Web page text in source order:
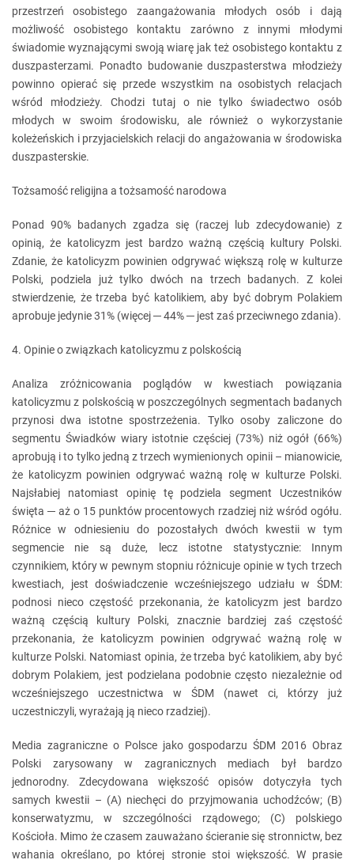
przestrzeń osobistego zaangażowania młodych osób i dają
możliwość osobistego kontaktu zarówno z innymi młodymi
świadomie wyznającymi swoją wiarę jak też osobistego kontaktu z
duszpasterzami. Ponadto budowanie duszpasterstwa młodzieży
powinno opierać się przede wszystkim na osobistych relacjach
wśród młodzieży. Chodzi tutaj o nie tylko świadectwo osób
młodych w swoim środowisku, ale również o wykorzystanie
koleżeńskich i przyjacielskich relacji do angażowania w środowiska
duszpasterskie.
Tożsamość religijna a tożsamość narodowa
Ponad 90% badanych zgadza się (raczej lub zdecydowanie) z
opinią, że katolicyzm jest bardzo ważną częścią kultury Polski.
Zdanie, że katolicyzm powinien odgrywać większą rolę w kulturze
Polski, podziela już tylko dwóch na trzech badanych. Z kolei
stwierdzenie, że trzeba być katolikiem, aby być dobrym Polakiem
aprobuje jedynie 31% (więcej ─ 44% ─ jest zaś przeciwnego zdania).
4. Opinie o związkach katolicyzmu z polskością
Analiza zróżnicowania poglądów w kwestiach powiązania
katolicyzmu z polskością w poszczególnych segmentach badanych
przynosi dwa istotne spostrzeżenia. Tylko osoby zaliczone do
segmentu Świadków wiary istotnie częściej (73%) niż ogół (66%)
aprobują i to tylko jedną z trzech wymienionych opinii – mianowicie,
że katolicyzm powinien odgrywać ważną rolę w kulturze Polski.
Najsłabiej natomiast opinię tę podziela segment Uczestników
święta ─ aż o 15 punktów procentowych rzadziej niż wśród ogółu.
Różnice w odniesieniu do pozostałych dwóch kwestii w tym
segmencie nie są duże, lecz istotne statystycznie: Innym
czynnikiem, który w pewnym stopniu różnicuje opinie w tych trzech
kwestiach, jest doświadczenie wcześniejszego udziału w ŚDM:
podnosi nieco częstość przekonania, że katolicyzm jest bardzo
ważną częścią kultury Polski, znacznie bardziej zaś częstość
przekonania, że katolicyzm powinien odgrywać ważną rolę w
kulturze Polski. Natomiast opinia, że trzeba być katolikiem, aby być
dobrym Polakiem, jest podzielana podobnie często niezależnie od
wcześniejszego uczestnictwa w ŚDM (nawet ci, którzy już
uczestniczyli, wyrażają ją nieco rzadziej).
Media zagraniczne o Polsce jako gospodarzu ŚDM 2016 Obraz
Polski zarysowany w zagranicznych mediach był bardzo
jednorodny. Zdecydowana większość opisów dotyczyła tych
samych kwestii – (A) niechęci do przyjmowania uchodźców; (B)
konserwatyzmu, w szczególności rządowego; (C) polskiego
Kościoła. Mimo że czasem zauważano ścieranie się stronnictw, bez
wahania określano, po której stronie stoi większość. W prasie